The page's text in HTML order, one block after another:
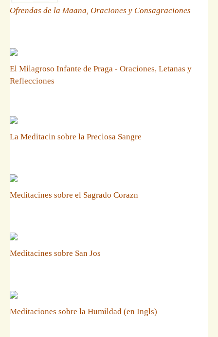
Ofrendas de la Maana, Oraciones y Consagraciones
El Milagroso Infante de Praga - Oraciones, Letanas y
Reflecciones
La Meditacin sobre la Preciosa Sangre
Meditacines sobre el Sagrado Corazn
Meditacines sobre San Jos
Meditaciones sobre la Humildad (en Ingls)